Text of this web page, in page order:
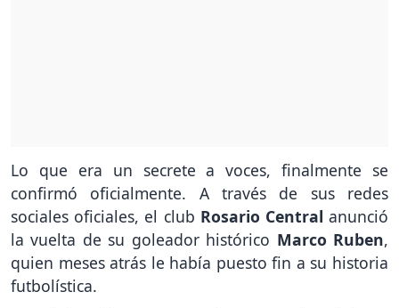
Lo que era un secrete a voces, finalmente se
confirmó oficialmente. A través de sus redes
sociales oficiales, el club Rosario Central anunció
la vuelta de su goleador histórico Marco Ruben,
quien meses atrás le había puesto fin a su historia
futbolística.